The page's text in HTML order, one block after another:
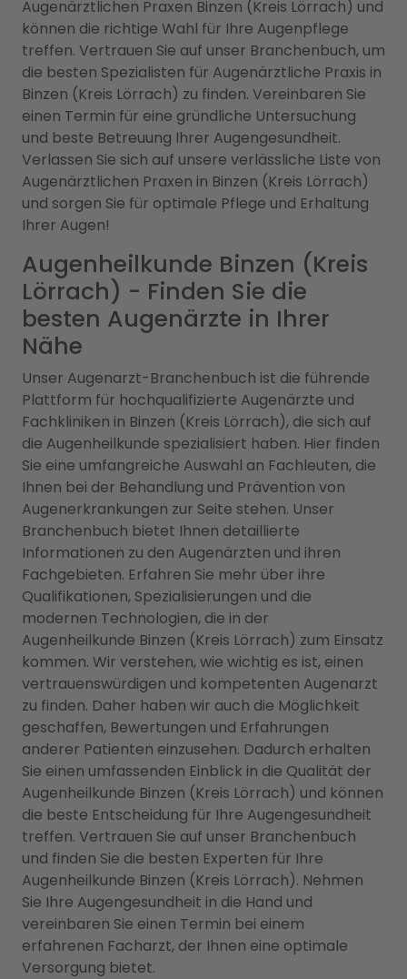
Augenärztlichen Praxen Binzen (Kreis Lörrach) und
können die richtige Wahl für Ihre Augenpflege
treffen. Vertrauen Sie auf unser Branchenbuch, um
die besten Spezialisten für Augenärztliche Praxis in
Binzen (Kreis Lörrach) zu finden. Vereinbaren Sie
einen Termin für eine gründliche Untersuchung
und beste Betreuung Ihrer Augengesundheit.
Verlassen Sie sich auf unsere verlässliche Liste von
Augenärztlichen Praxen in Binzen (Kreis Lörrach)
und sorgen Sie für optimale Pflege und Erhaltung
Ihrer Augen!
Augenheilkunde Binzen (Kreis
Lörrach) - Finden Sie die
besten Augenärzte in Ihrer
Nähe
Unser Augenarzt-Branchenbuch ist die führende
Plattform für hochqualifizierte Augenärzte und
Fachkliniken in Binzen (Kreis Lörrach), die sich auf
die Augenheilkunde spezialisiert haben. Hier finden
Sie eine umfangreiche Auswahl an Fachleuten, die
Ihnen bei der Behandlung und Prävention von
Augenerkrankungen zur Seite stehen. Unser
Branchenbuch bietet Ihnen detaillierte
Informationen zu den Augenärzten und ihren
Fachgebieten. Erfahren Sie mehr über ihre
Qualifikationen, Spezialisierungen und die
modernen Technologien, die in der
Augenheilkunde Binzen (Kreis Lörrach) zum Einsatz
kommen. Wir verstehen, wie wichtig es ist, einen
vertrauenswürdigen und kompetenten Augenarzt
zu finden. Daher haben wir auch die Möglichkeit
geschaffen, Bewertungen und Erfahrungen
anderer Patienten einzusehen. Dadurch erhalten
Sie einen umfassenden Einblick in die Qualität der
Augenheilkunde Binzen (Kreis Lörrach) und können
die beste Entscheidung für Ihre Augengesundheit
treffen. Vertrauen Sie auf unser Branchenbuch
und finden Sie die besten Experten für Ihre
Augenheilkunde Binzen (Kreis Lörrach). Nehmen
Sie Ihre Augengesundheit in die Hand und
vereinbaren Sie einen Termin bei einem
erfahrenen Facharzt, der Ihnen eine optimale
Versorgung bietet.